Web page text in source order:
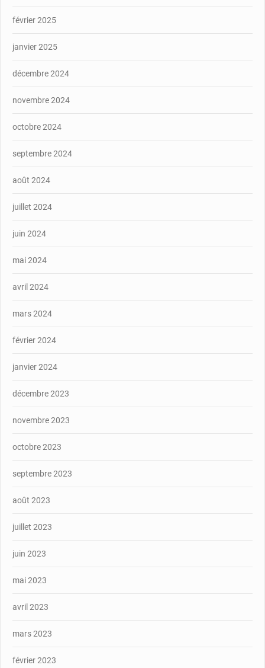
février 2025
janvier 2025
décembre 2024
novembre 2024
octobre 2024
septembre 2024
août 2024
juillet 2024
juin 2024
mai 2024
avril 2024
mars 2024
février 2024
janvier 2024
décembre 2023
novembre 2023
octobre 2023
septembre 2023
août 2023
juillet 2023
juin 2023
mai 2023
avril 2023
mars 2023
février 2023